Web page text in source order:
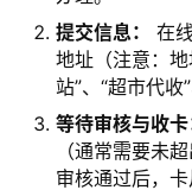
提交信息：
在
地址（注意：
站”、“超市代收
等待审核与收卡
（通常需要未
审核通过后，